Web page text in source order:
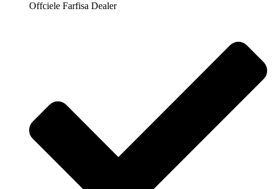
Offciele Farfisa Dealer